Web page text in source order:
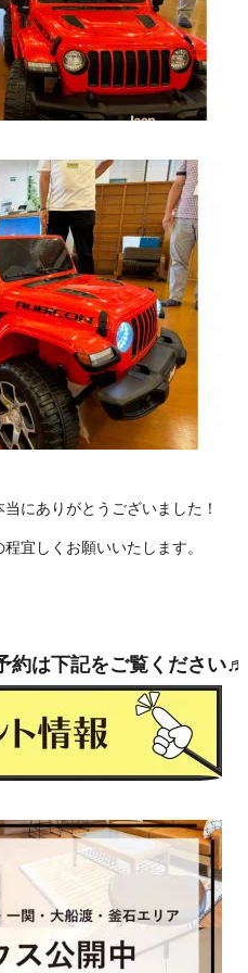
にありがとうございました！
宜しくお願いいたします。
約は下記をご覧ください